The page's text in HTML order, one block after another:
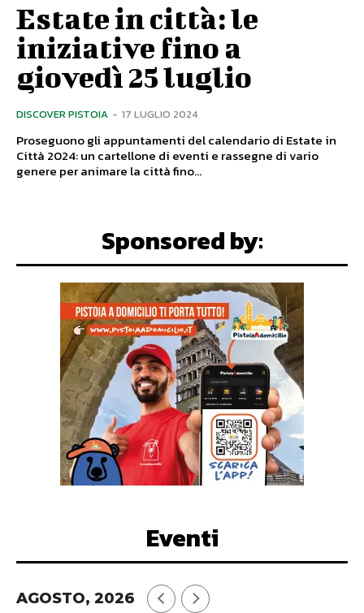
Estate in città: le
iniziative fino a
giovedì 25 luglio
DISCOVER PISTOIA - 17 LUGLIO 2024
Proseguono gli appuntamenti del calendario di Estate in
Città 2024: un cartellone di eventi e rassegne di vario
genere per animare la città fino...
Sponsored by:
Eventi
AGOSTO, 2026